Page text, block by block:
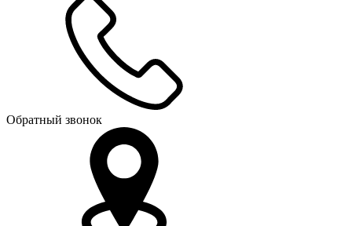
Обратный звонок